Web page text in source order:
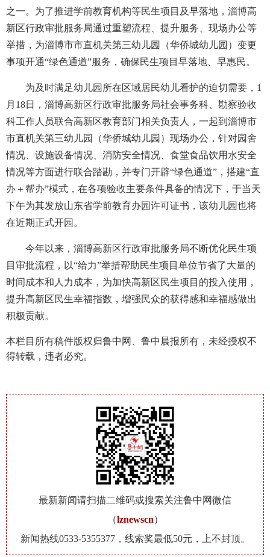
之一。为了推进学前教育机构等民生项目及早落地，淄博高
新区行政审批服务局通过重塑流程、提升服务、现场办公等
举措，为淄博市市直机关第三幼儿园（华侨城幼儿园）变更
事项开通“绿色通道”服务，确保民生项目早落地、早惠民。
为及时满足幼儿园所在区域居民幼儿看护的迫切需要，1
月18日，淄博高新区行政审批服务局社会事务科、勘察验收
科工作人员联合高新区教育部门相关负责人，一起到淄博市
市直机关第三幼儿园（华侨城幼儿园）现场办公，针对园舍
情况、设施设备情况、消防安全情况、食堂食品饮用水安全
情况等方面进行联合踏勘，并专门开辟“绿色通道”，搭建“直
办＋帮办”模式，在各项验收主要条件具备的情况下，于当天
下午为其发放山东省学前教育办园许可证书，该幼儿园也将
在近期正式开园。
今年以来，淄博高新区行政审批服务局不断优化民生项
目审批流程，以“给力”举措帮助民生项目单位节省了大量的
时间成本和人力成本，为加快高新区民生项目的投入使用，
提升高新区民生幸福指数，增强民众的获得感和幸福感做出
积极贡献。
本栏目所有稿件版权归鲁中网、鲁中晨报所有，未经授权不
得转载，违者必究。
最新新闻请扫描二维码或搜索关注鲁中网微信
（lznewscn）
新闻热线0533-5355377，线索奖最低50元，上不封顶。